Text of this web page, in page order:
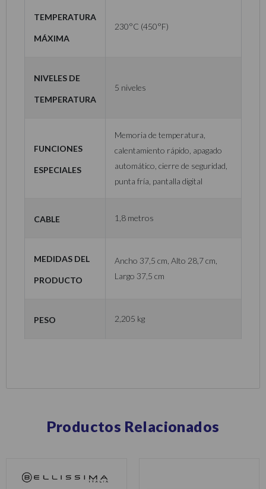
Temperatura
Máxima
230°C (450°F)
Niveles de
Temperatura
5 niveles
Funciones
Especiales
Memoria de temperatura,
calentamiento rápido, apagado
automático, cierre de seguridad,
punta fría, pantalla digital
Cable 1,8 metros
Medidas del
Producto
Ancho 37,5 cm, Alto 28,7 cm,
Largo 37,5 cm
Peso 2,205 kg
Productos Relacionados